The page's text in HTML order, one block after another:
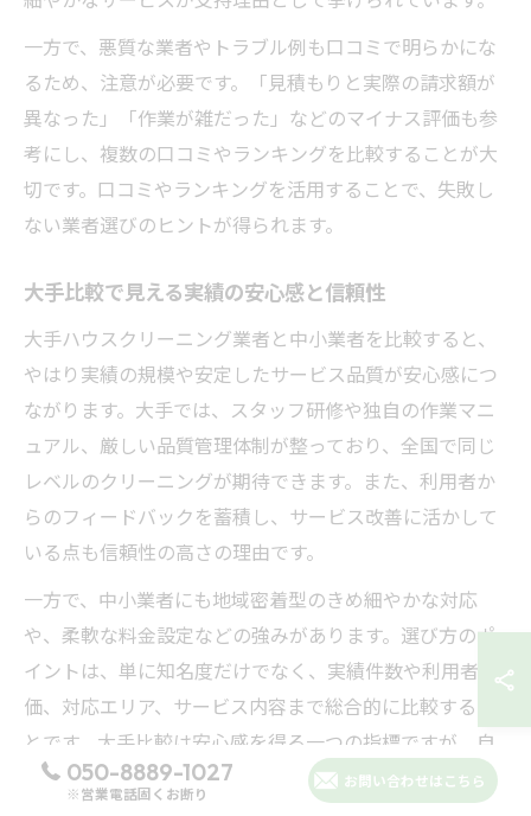
一方で、悪質な業者やトラブル例も口コミで明らかにな
るため、注意が必要です。「見積もりと実際の請求額が
異なった」「作業が雑だった」などのマイナス評価も参
考にし、複数の口コミやランキングを比較することが大
切です。口コミやランキングを活用することで、失敗し
ない業者選びのヒントが得られます。
大手比較で見える実績の安心感と信頼性
大手ハウスクリーニング業者と中小業者を比較すると、
やはり実績の規模や安定したサービス品質が安心感につ
ながります。大手では、スタッフ研修や独自の作業マニ
ュアル、厳しい品質管理体制が整っており、全国で同じ
レベルのクリーニングが期待できます。また、利用者か
らのフィードバックを蓄積し、サービス改善に活かして
いる点も信頼性の高さの理由です。
一方で、中小業者にも地域密着型のきめ細やかな対応
や、柔軟な料金設定などの強みがあります。選び方のポ
イントは、単に知名度だけでなく、実績件数や利用者評
価、対応エリア、サービス内容まで総合的に比較するこ
とです。大手比較は安心感を得る一つの指標ですが、自
分のニーズに合った業者を見極めることが重要です。
050-8889-1027
※営業電話固くお断り
お問い合わせはこちら